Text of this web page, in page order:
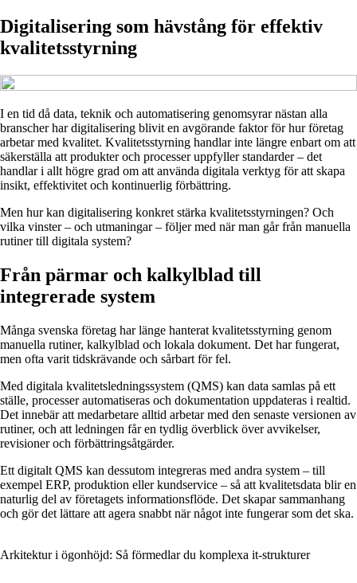
Digitalisering som hävstång för effektiv
kvalitetsstyrning
I en tid då data, teknik och automatisering genomsyrar nästan alla
branscher har digitalisering blivit en avgörande faktor för hur företag
arbetar med kvalitet. Kvalitetsstyrning handlar inte längre enbart om att
säkerställa att produkter och processer uppfyller standarder – det
handlar i allt högre grad om att använda digitala verktyg för att skapa
insikt, effektivitet och kontinuerlig förbättring.
Men hur kan digitalisering konkret stärka kvalitetsstyrningen? Och
vilka vinster – och utmaningar – följer med när man går från manuella
rutiner till digitala system?
Från pärmar och kalkylblad till
integrerade system
Många svenska företag har länge hanterat kvalitetsstyrning genom
manuella rutiner, kalkylblad och lokala dokument. Det har fungerat,
men ofta varit tidskrävande och sårbart för fel.
Med digitala kvalitetsledningssystem (QMS) kan data samlas på ett
ställe, processer automatiseras och dokumentation uppdateras i realtid.
Det innebär att medarbetare alltid arbetar med den senaste versionen av
rutiner, och att ledningen får en tydlig överblick över avvikelser,
revisioner och förbättringsåtgärder.
Ett digitalt QMS kan dessutom integreras med andra system – till
exempel ERP, produktion eller kundservice – så att kvalitetsdata blir en
naturlig del av företagets informationsflöde. Det skapar sammanhang
och gör det lättare att agera snabbt när något inte fungerar som det ska.
Arkitektur i ögonhöjd: Så förmedlar du komplexa it-strukturer